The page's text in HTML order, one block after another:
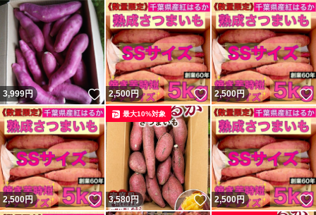
3,999円 いいね！
2,500円 いいね！
2,500円
2,500円 いいね！
3,580円 いいね！
最大10%対象
2,500円